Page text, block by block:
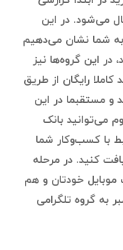
می‌شود. در این
تلگرام به شما نشان می‌دهیم
در این گروه‌ها نیز
رایگان از طریق
و مستقبما در این
می‌توانید بانک
با کسب‌وکار شما
کنید. در مرحله
موبایل خودتان و هم
به گروه تلگرامی